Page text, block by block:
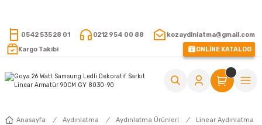
0542 535 28 01 0212 954 00 88
kozaydinlatma@gmail.com
Kargo Takibi
ONLİNE KATALOG
Anasayfa Aydınlatma Aydınlatma Ürünleri Linear Aydınlatma